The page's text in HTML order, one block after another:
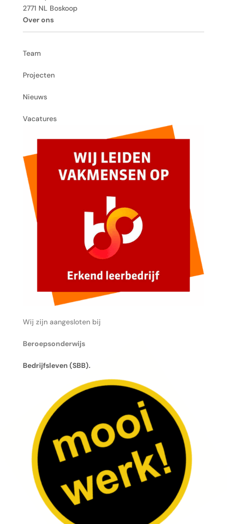
2771 NL Boskoop
Over ons
Team
Projecten
Nieuws
Vacatures
Wij zijn aangesloten bij
Beroepsonderwijs
Bedrijfsleven (SBB).